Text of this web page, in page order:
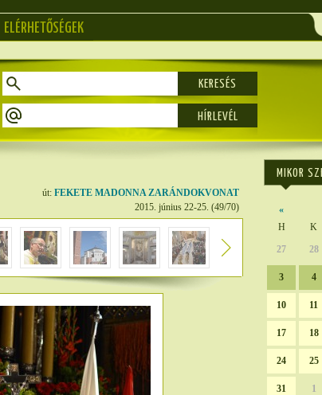
ELÉRHETŐSÉGEK
KERESÉS
út: FEKETE MADONNA ZARÁNDOKVONAT
2015. június 22-25. (49/70)
MIKOR
«
H
K
27
28
3 4
10 11
17 18
24 25
31 1